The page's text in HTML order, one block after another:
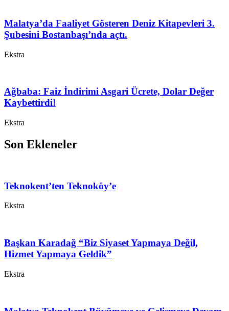
Malatya’da Faaliyet Gösteren Deniz Kitapevleri 3.
Şubesini Bostanbaşı’nda açtı.
Ekstra
Ağbaba: Faiz İndirimi Asgari Ücrete, Dolar Değer
Kaybettirdi!
Ekstra
Son Ekleneler
Teknokent’ten Teknoköy’e
Ekstra
Başkan Karadağ “Biz Siyaset Yapmaya Değil,
Hizmet Yapmaya Geldik”
Ekstra